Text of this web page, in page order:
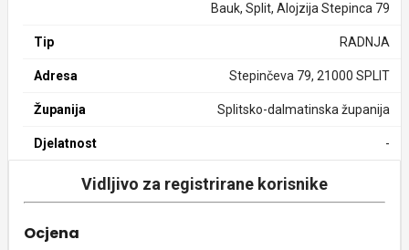
Bauk, Split, Alojzija Stepinca 79
Tip RADNJA
Adresa Stepinčeva 79, 21000 SPLIT
Županija Splitsko-dalmatinska županija
Djelatnost -
Vidljivo za registrirane korisnike
Ocjena